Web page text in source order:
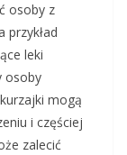
osoby z
przykład
leki
osoby
mogą
i częściej
zalecić